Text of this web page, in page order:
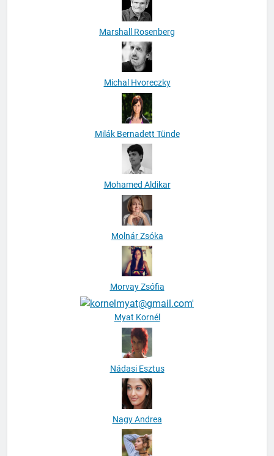
Marshall Rosenberg
Michal Hvoreczky
Milák Bernadett Tünde
Mohamed Aldikar
Molnár Zsóka
Morvay Zsófia
Myat Kornél
Nádasi Esztus
Nagy Andrea